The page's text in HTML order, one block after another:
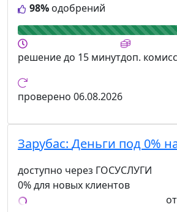
98% одобрений
решениедо 15 минутдоп.
проверено 06.08.2026
Зарубас: Деньги под 0%
доступно через ГОСУСЛУГИ
0% для новых клиентов